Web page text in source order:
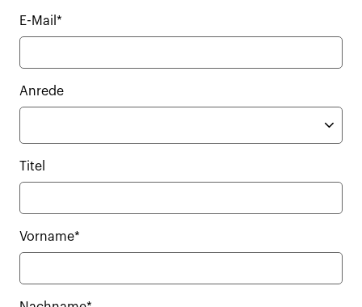
E-Mail*
Anrede
Titel
Vorname*